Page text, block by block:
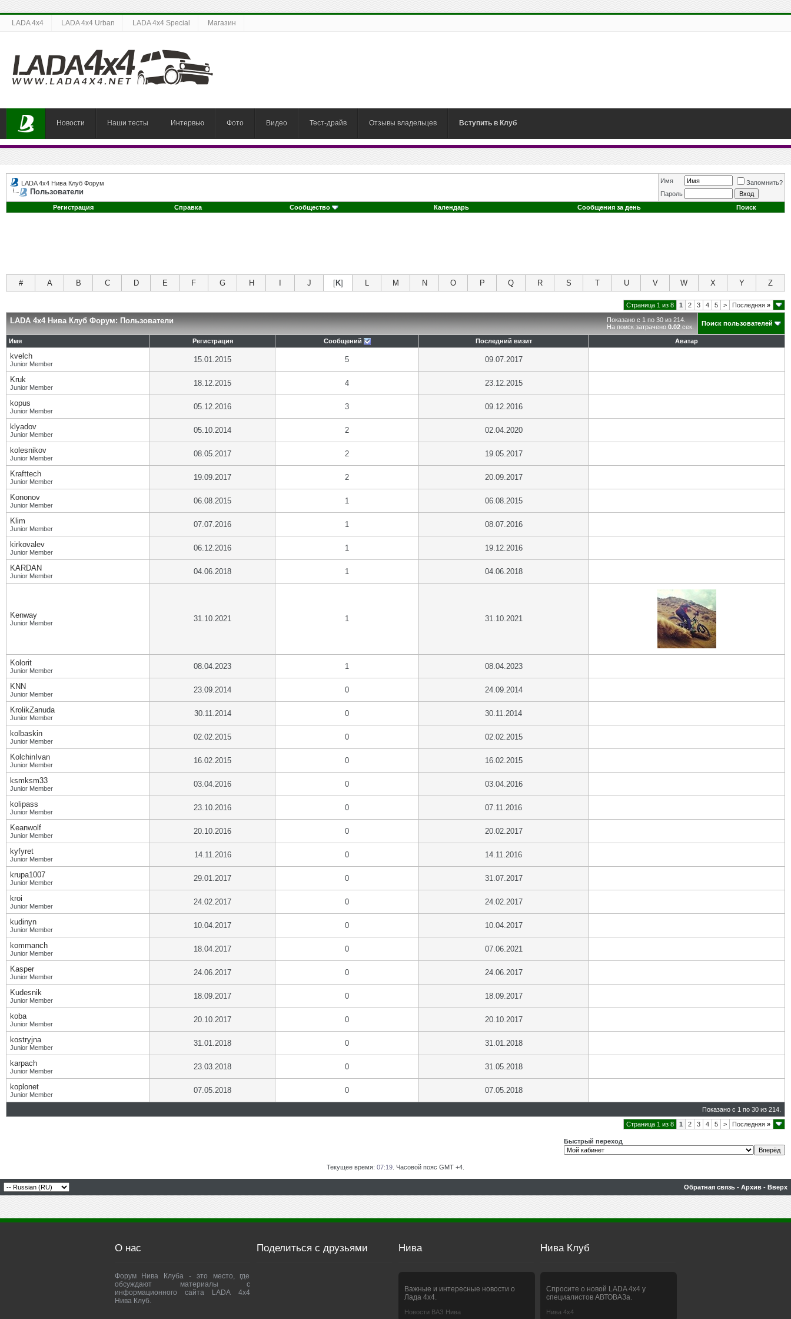
LADA 4x4 LADA 4x4 Urban LADA 4x4 Special Магазин
Новости Наши тесты Интервью Фото Видео Тест-драйв Отзывы владельцев Вступить в Клуб
LADA 4x4 Нива Клуб Форум
Пользователи
Имя
Запомнить?
Пароль
Регистрация
Справка Сообщество Календарь Сообщения за день Поиск
# A B C D E F G H J [K] L M N O P Q R S T U V W X Y Z
Страница 1 из 8 1 2 3 4 5 > Последняя »
Показано с 1 по 30 из 214.
На поиск затрачено 0.02 сек.
LADA 4x4 Нива Клуб Форум: Пользователи Поиск пользователей
Имя Регистрация Сообщений Последний визит Аватар
kvelch
Junior Member 15.01.2015 5 09.07.2017
Kruk
Junior Member 18.12.2015 4 23.12.2015
kopus
Junior Member 05.12.2016 3 09.12.2016
klyadov
Junior Member 05.10.2014 2 02.04.2020
kolesnikov
Junior Member 08.05.2017 2 19.05.2017
Krafttech
Junior Member 19.09.2017 2 20.09.2017
Kononov
Junior Member 06.08.2015 1 06.08.2015
Klim
Junior Member 07.07.2016 1 08.07.2016
kirkovalev
Junior Member 06.12.2016 1 19.12.2016
KARDAN
Junior Member 04.06.2018 1 04.06.2018
Kenway
Junior Member 31.10.2021 1 31.10.2021
Kolorit
Junior Member 08.04.2023 1 08.04.2023
KNN
Junior Member 23.09.2014 0 24.09.2014
KrolikZanuda
Junior Member 30.11.2014 0 30.11.2014
kolbaskin
Junior Member 02.02.2015 0 02.02.2015
KolchinIvan
Junior Member 16.02.2015 0 16.02.2015
ksmksm33
Junior Member 03.04.2016 0 03.04.2016
kolipass
Junior Member 23.10.2016 0 07.11.2016
Keanwolf
Junior Member 20.10.2016 0 20.02.2017
kyfyret
Junior Member 14.11.2016 0 14.11.2016
krupa1007
Junior Member 29.01.2017 0 31.07.2017
kroi
Junior Member 24.02.2017 0 24.02.2017
kudinyn
Junior Member 10.04.2017 0 10.04.2017
kommanch
Junior Member 18.04.2017 0 07.06.2021
Kasper
Junior Member 24.06.2017 0 24.06.2017
Kudesnik
Junior Member 18.09.2017 0 18.09.2017
koba
Junior Member 20.10.2017 0 20.10.2017
kostryjna
Junior Member 31.01.2018 0 31.01.2018
karpach
Junior Member 23.03.2018 0 31.05.2018
koplonet
Junior Member 07.05.2018 0 07.05.2018
Показано с 1 по 30 из 214.
Страница 1 из 8 1 2 3 4 5 > Последняя »
Быстрый переход
Текущее время: 07:19 . Часовой пояс GMT +4.
Обратная связь - Архив - Вверх
О нас
Форум Нива Клуба - это место, где
обсуждают материалы с
информационного сайта LADA 4x4
Нива Клуб.
Поделиться с друзьями Нива
Важные и интересные новости о
Лада 4х4.
Новости ВАЗ Нива
Нива Клуб
Спросите о новой LADA 4x4 у
специалистов АВТОВАЗа.
Нива 4х4